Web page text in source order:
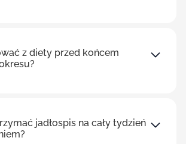
z diety przed końcem
jadłospis na cały tydzień